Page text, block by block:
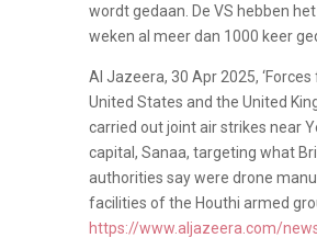
wordt gedaan. De VS hebben
weken al meer dan 1000 keer
Al Jazeera, 30 Apr 2025,
United States and the United
carried out joint air strikes near
capital, Sanaa, targeting what
authorities say were drone
facilities of the Houthi armed
https://www.aljazeera.com/